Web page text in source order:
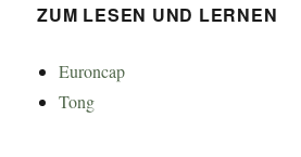
ZUM LESEN UND LERNEN
Euroncap
Tong